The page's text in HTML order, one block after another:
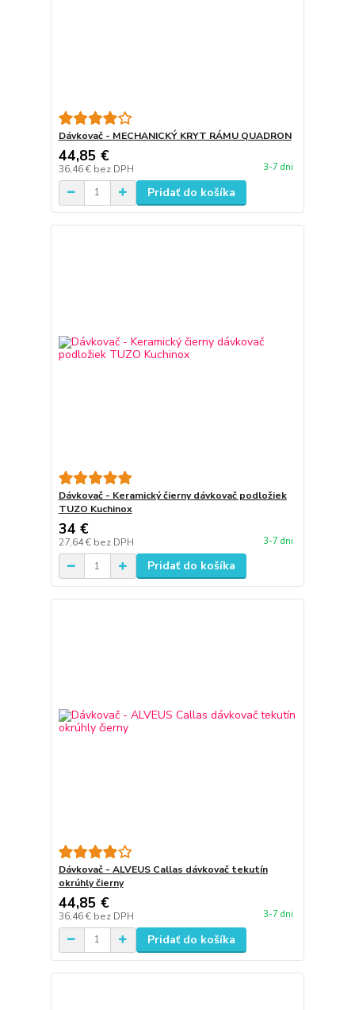
Dávkovač - MECHANICKÝ KRYT RÁMU QUADRON
44,85 €
36,46 € bez DPH 3-7 dni
Pridať do košíka
Dávkovač - Keramický čierny dávkovač podložiek
TUZO Kuchinox
34 €
27,64 € bez DPH 3-7 dni
Pridať do košíka
Dávkovač - ALVEUS Callas dávkovač tekutín
okrúhly čierny
44,85 €
36,46 € bez DPH 3-7 dni
Pridať do košíka